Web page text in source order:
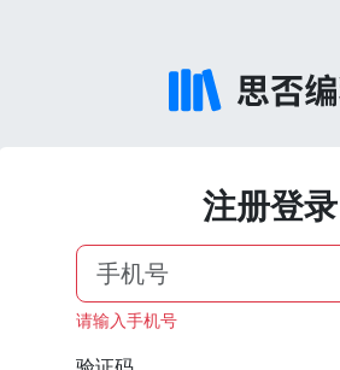
注册登录
请输入手机号